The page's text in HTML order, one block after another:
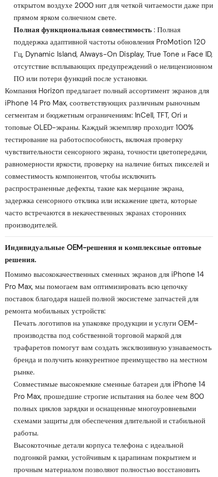
открытом воздухе 2000 нит для четкой читаемости даже при
прямом ярком солнечном свете.
Полная функциональная совместимость : Полная
поддержка адаптивной частоты обновления ProMotion 120
Гц, Dynamic Island, Always-On Display, True Tone и Face ID,
отсутствие всплывающих предупреждений о нелицензионном
ПО или потери функций после установки.
Компания Horizon предлагает полный ассортимент экранов для
iPhone 14 Pro Max, соответствующих различным рыночным
сегментам и бюджетным ограничениям: InCell, TFT, Ori и
топовые OLED-экраны. Каждый экземпляр проходит 100%
тестирование на работоспособность, включая проверку
чувствительности сенсорного экрана, точности цветопередачи,
равномерности яркости, проверку на наличие битых пикселей и
совместимость компонентов, чтобы исключить
распространенные дефекты, такие как мерцание экрана,
задержка сенсорного отклика или искажение цвета, которые
часто встречаются в некачественных экранах сторонних
производителей.
Индивидуальные OEM-решения и комплексные оптовые
решения.
Помимо высококачественных сменных экранов для iPhone 14
Pro Max, мы помогаем вам оптимизировать всю цепочку
поставок благодаря нашей полной экосистеме запчастей для
ремонта мобильных устройств:
Печать логотипов на упаковке продукции и услуги OEM-
производства под собственной торговой маркой для
трафаретов помогут вам создать эксклюзивную узнаваемость
бренда и получить конкурентное преимущество на местном
рынке.
Совместимые высокоемкие сменные батареи для iPhone 14
Pro Max, прошедшие строгие испытания на более чем 800
полных циклов зарядки и оснащенные многоуровневыми
схемами защиты для обеспечения длительной и стабильной
работы.
Высокоточные детали корпуса телефона с идеальной
подгонкой рамки, устойчивым к царапинам покрытием и
прочным материалом позволяют полностью восстановить